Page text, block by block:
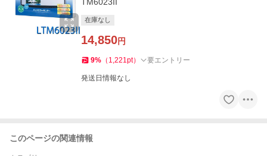
在庫なし
14,850円
9% （ 1,221pt） 要エントリー
発送日情報なし
このページの関連情報